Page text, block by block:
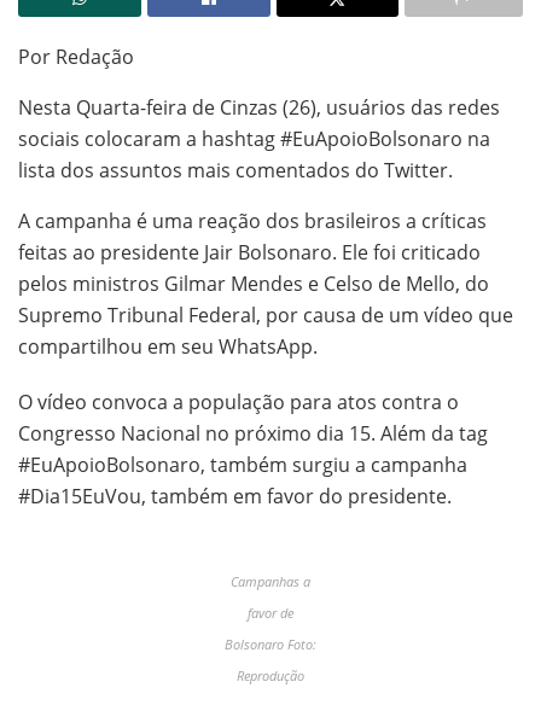
Por Redação
Nesta Quarta-feira de Cinzas (26), usuários das redes
sociais colocaram a hashtag #EuApoioBolsonaro na
lista dos assuntos mais comentados do Twitter.
A campanha é uma reação dos brasileiros a críticas
feitas ao presidente Jair Bolsonaro. Ele foi criticado
pelos ministros Gilmar Mendes e Celso de Mello, do
Supremo Tribunal Federal, por causa de um vídeo que
compartilhou em seu WhatsApp.
O vídeo convoca a população para atos contra o
Congresso Nacional no próximo dia 15. Além da tag
#EuApoioBolsonaro, também surgiu a campanha
#Dia15EuVou, também em favor do presidente.
Campanhas a
favor de
Bolsonaro Foto:
Reprodução